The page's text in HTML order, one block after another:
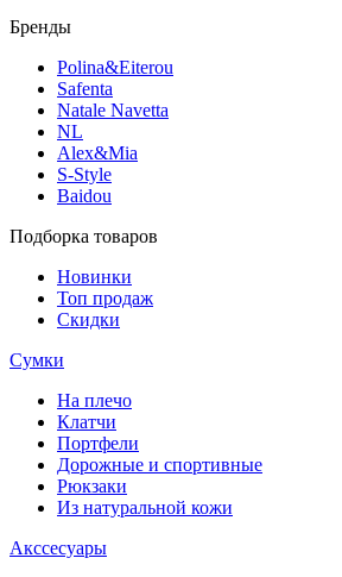
Бренды
Polina&Eiterou
Safenta
Natale Navetta
NL
Alex&Mia
S-Style
Baidou
Подборка товаров
Новинки
Топ продаж
Скидки
Сумки
На плечо
Клатчи
Портфели
Дорожные и спортивные
Рюкзаки
Из натуральной кожи
Акссесуары